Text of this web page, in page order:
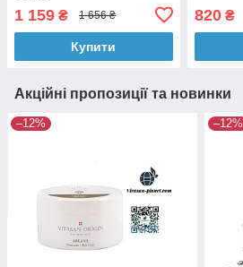
1 159 ₴ 1 656 ₴
Купити
820₴
Акційні пропозиції та новинки
–12% –12%